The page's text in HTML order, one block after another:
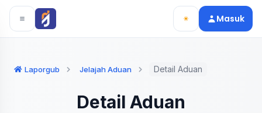
Langsung ke konten utama
Langsung ke navigasi
Masuk
Laporgub Jelajah Aduan Detail Aduan
Detail Aduan